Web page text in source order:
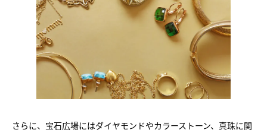
さらに、宝石広場にはダイヤモンドやカラーストーン、真珠に関